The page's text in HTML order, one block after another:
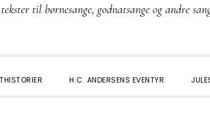
til børnesange, godnatsange og andre
H.C. ANDERSENS EVENTYR